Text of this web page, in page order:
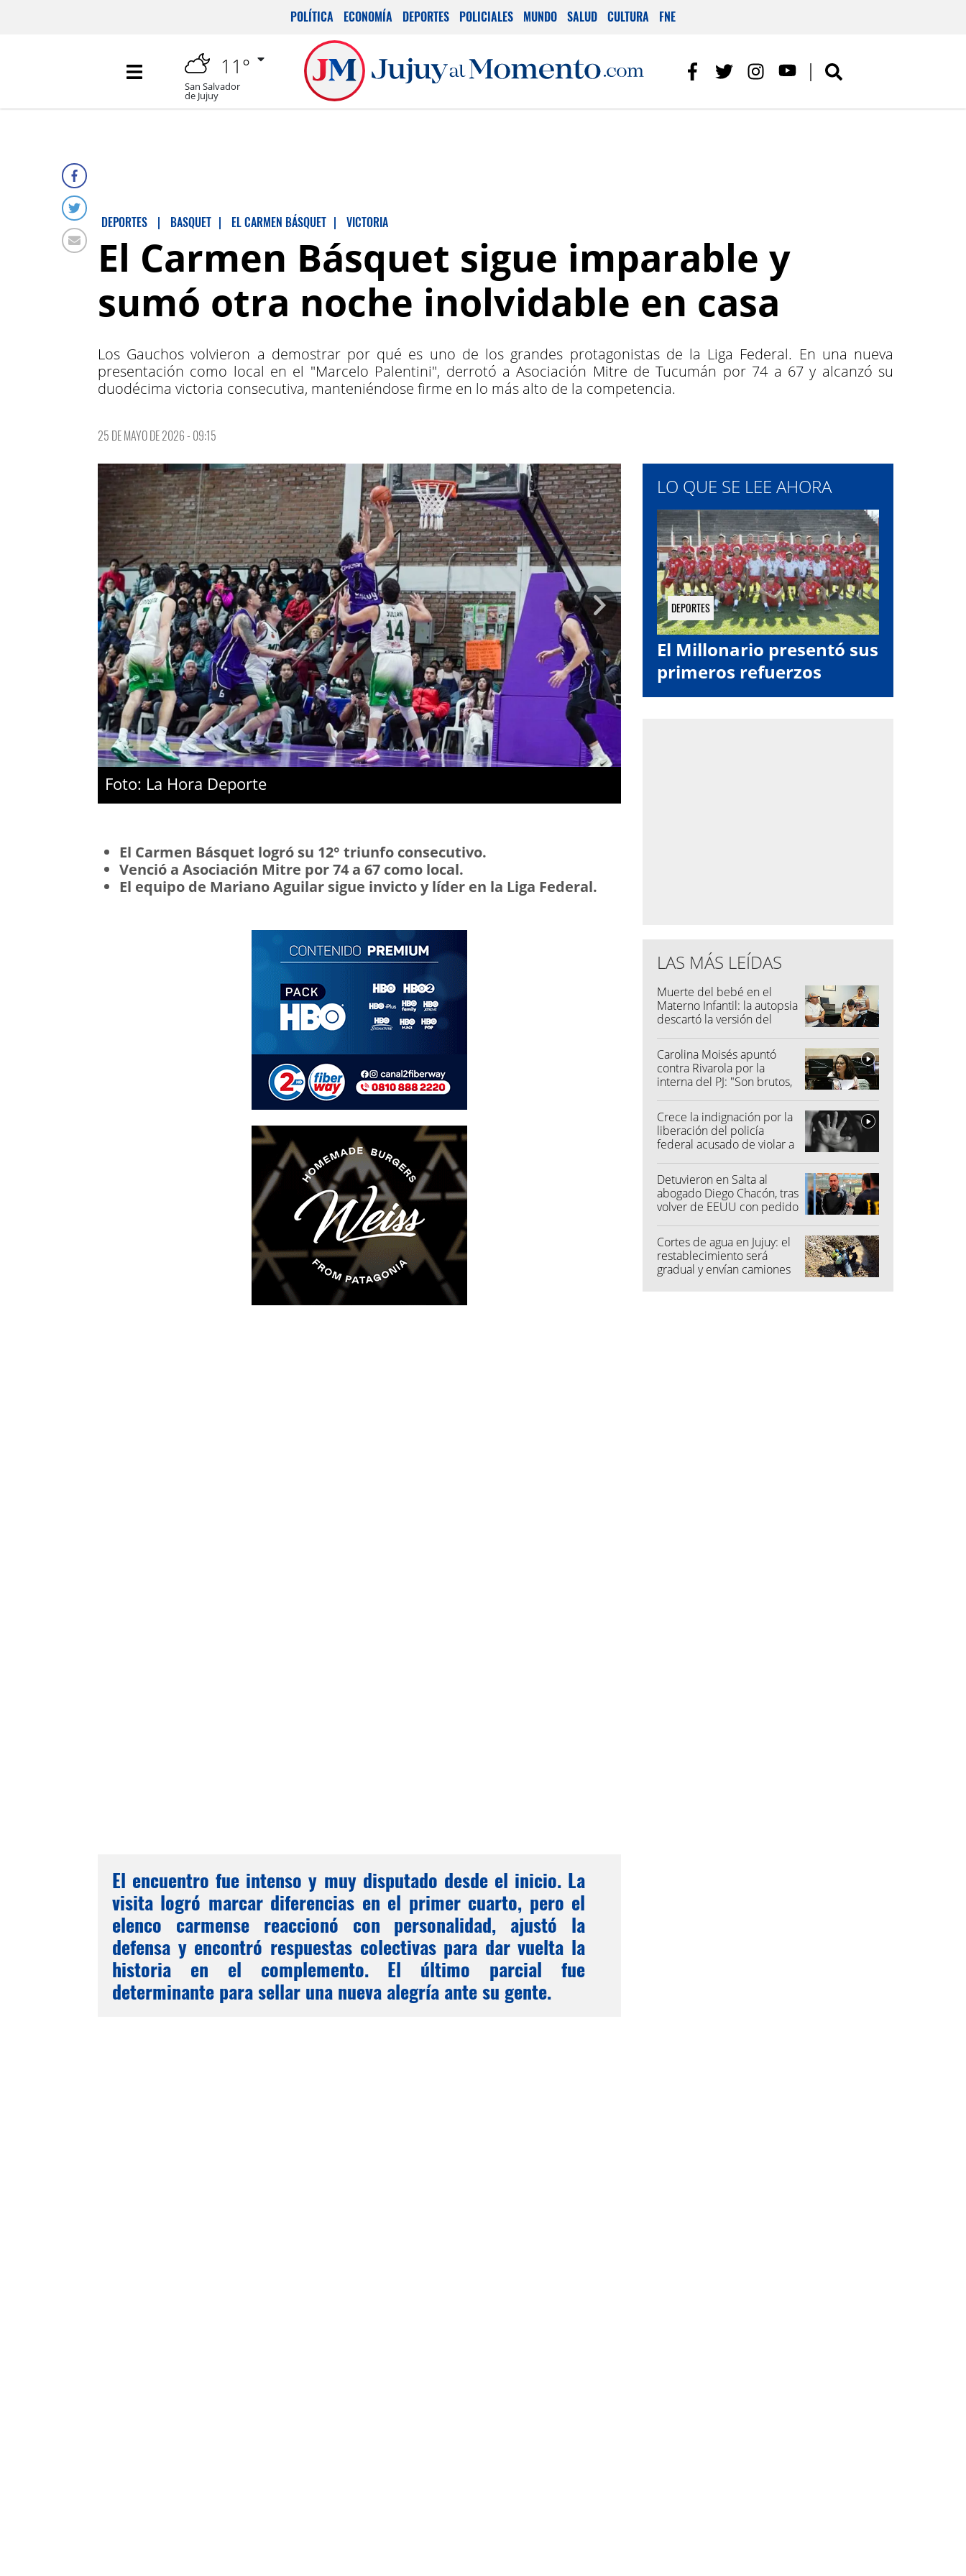
POLÍTICA ECONOMÍA DEPORTES POLICIALES MUNDO SALUD CULTURA FNE
11°
San Salvador
de Jujuy
DEPORTES | BASQUET | EL CARMEN BÁSQUET | VICTORIA
El Carmen Básquet sigue imparable y
sumó otra noche inolvidable en casa
Los Gauchos volvieron a demostrar por qué es uno de los grandes protagonistas de la Liga Federal. En una nueva
presentación como local en el "Marcelo Palentini", derrotó a Asociación Mitre de Tucumán por 74 a 67 y alcanzó su
duodécima victoria consecutiva, manteniéndose firme en lo más alto de la competencia.
25 DE MAYO DE 2026 - 09:15
Foto: La Hora Deporte
El Carmen Básquet logró su 12° triunfo consecutivo.
Venció a Asociación Mitre por 74 a 67 como local.
El equipo de Mariano Aguilar sigue invicto y líder en la Liga Federal.
El encuentro fue intenso y muy disputado desde el inicio. La
visita logró marcar diferencias en el primer cuarto, pero el
elenco carmense reaccionó con personalidad, ajustó la
defensa y encontró respuestas colectivas para dar vuelta la
historia en el complemento. El último parcial fue
determinante para sellar una nueva alegría ante su gente.
LO QUE SE LEE AHORA
DEPORTES
El Millonario presentó sus
primeros refuerzos
LAS MÁS LEÍDAS
Muerte del bebé en el
Materno Infantil: la autopsia
descartó la versión del
Carolina Moisés apuntó
contra Rivarola por la
interna del PJ: "Son brutos,
Crece la indignación por la
liberación del policía
federal acusado de violar a
Detuvieron en Salta al
abogado Diego Chacón, tras
volver de EEUU con pedido
Cortes de agua en Jujuy: el
restablecimiento será
gradual y envían camiones